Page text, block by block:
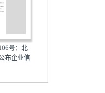
号：北
布企业信